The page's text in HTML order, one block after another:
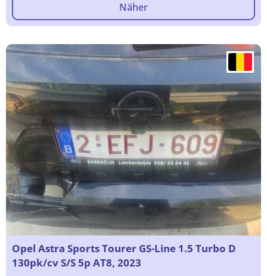
Näher
Opel Astra Sports Tourer GS-Line 1.5 Turbo D
130pk/cv S/S 5p AT8, 2023